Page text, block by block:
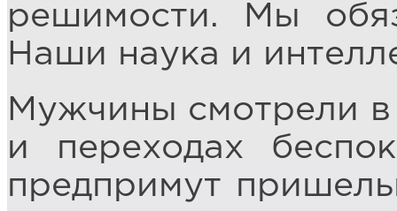
решимости. Мы
Наши наука и
Мужчины смотрели
и переходах
предпримут